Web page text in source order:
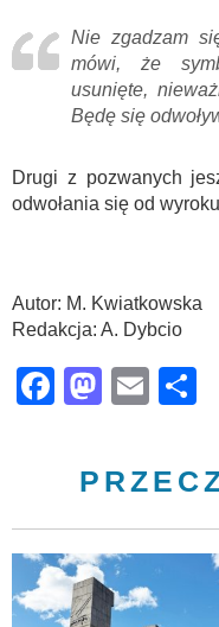
Nie zgadzam
mówi, że
usunięte,
Będę się
Drugi z pozwanych
odwołania się od
Autor: M. Kwiatkowska
Redakcja: A. Dybcio
Facebook